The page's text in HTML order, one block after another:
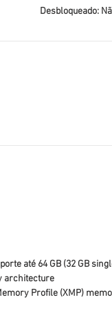
Desbloqueado:
até 64 GB (32 GB
architecture
Profile (XMP)